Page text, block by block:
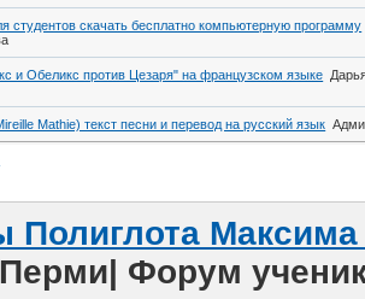
студентов скачать бесплатно компьютерную программу
и Обеликс против Цезаря" на французском языке
Mathie) текст песни и перевод на русский язык
Полиглота
Форум